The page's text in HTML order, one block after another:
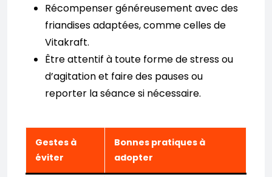
Récompenser généreusement avec des
friandises adaptées, comme celles de
Vitakraft.
Être attentif à toute forme de stress ou
d’agitation et faire des pauses ou
reporter la séance si nécessaire.
Gestes à
éviter
Bonnes pratiques à
adopter